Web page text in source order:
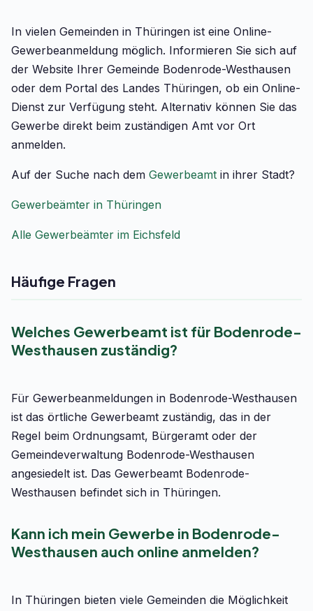
In vielen Gemeinden in Thüringen ist eine Online-
Gewerbeanmeldung möglich. Informieren Sie sich auf
der Website Ihrer Gemeinde Bodenrode-Westhausen
oder dem Portal des Landes Thüringen, ob ein Online-
Dienst zur Verfügung steht. Alternativ können Sie das
Gewerbe direkt beim zuständigen Amt vor Ort
anmelden.
Auf der Suche nach dem Gewerbeamt in ihrer Stadt?
Gewerbeämter in Thüringen
Alle Gewerbeämter im Eichsfeld
Häufige Fragen
Welches Gewerbeamt ist für Bodenrode-
Westhausen zuständig?
Für Gewerbeanmeldungen in Bodenrode-Westhausen
ist das örtliche Gewerbeamt zuständig, das in der
Regel beim Ordnungsamt, Bürgeramt oder der
Gemeindeverwaltung Bodenrode-Westhausen
angesiedelt ist. Das Gewerbeamt Bodenrode-
Westhausen befindet sich in Thüringen.
Kann ich mein Gewerbe in Bodenrode-
Westhausen auch online anmelden?
In Thüringen bieten viele Gemeinden die Möglichkeit